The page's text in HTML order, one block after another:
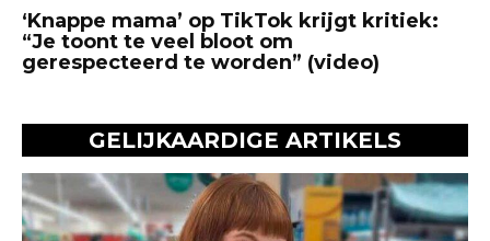
‘Knappe mama’ op TikTok krijgt kritiek:
“Je toont te veel bloot om
gerespecteerd te worden” (video)
GELIJKAARDIGE ARTIKELS